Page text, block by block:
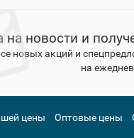
на новости и
новых акций и
на
цены Оптовые цены